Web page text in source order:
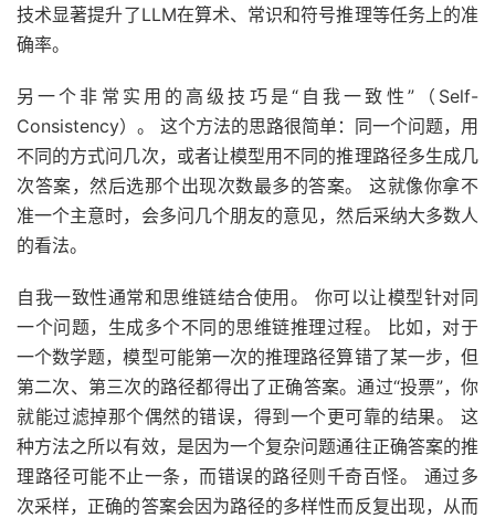
技术显著提升了LLM在算术、常识和符号推理等任务上的准
确率。
另一个非常实用的高级技巧是“自我一致性”（Self-
Consistency）。 这个方法的思路很简单：同一个问题，用
不同的方式问几次，或者让模型用不同的推理路径多生成几
次答案，然后选那个出现次数最多的答案。 这就像你拿不
准一个主意时，会多问几个朋友的意见，然后采纳大多数人
的看法。
自我一致性通常和思维链结合使用。 你可以让模型针对同
一个问题，生成多个不同的思维链推理过程。 比如，对于
一个数学题，模型可能第一次的推理路径算错了某一步，但
第二次、第三次的路径都得出了正确答案。通过“投票”，你
就能过滤掉那个偶然的错误，得到一个更可靠的结果。 这
种方法之所以有效，是因为一个复杂问题通往正确答案的推
理路径可能不止一条，而错误的路径则千奇百怪。 通过多
次采样，正确的答案会因为路径的多样性而反复出现，从而